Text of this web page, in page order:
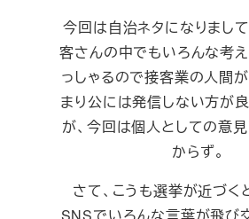
今回は自治ネタになりまし
客さんの中でもいろんな考
っしゃるので接客業の人間
まり公には発信しない方が
が、今回は個人としての意
からず。
さて、こうも選挙が近づく